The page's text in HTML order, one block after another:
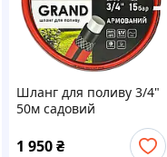
Шланг для поливу 3/4"
50м садовий
поливальний GRAND
армований 4шаровий
1 950₴